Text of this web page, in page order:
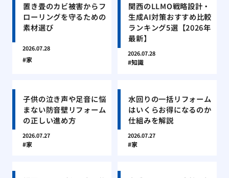
置き畳のカビ被害からフ
ローリングを守るための
素材選び
2026.07.28
家
関西のLLMO戦略設計・
生成AI対策おすすめ比較
ランキング5選【2026年
最新】
2026.07.28
知識
子供の泣き声や足音に悩
まない防音壁リフォーム
の正しい進め方
2026.07.27
家
水回りの一括リフォーム
はいくらお得になるのか
仕組みを解説
2026.07.27
家